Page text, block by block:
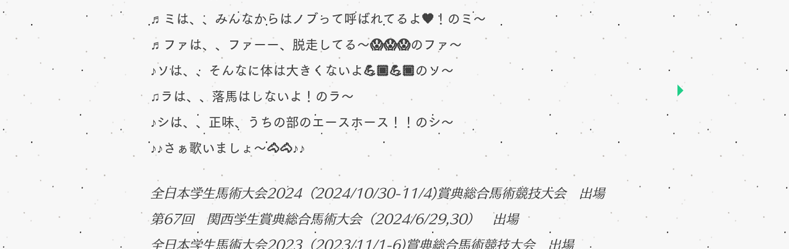
♬ミは、、みんなからはノブって呼ばれてるよ🧡！のミ〜
♬ファは、、ファーー、脱走してる〜😱😱😱のファ〜
♪ソは、、そんなに体は大きくないよ💪🏾💪🏾のソ〜
♫ラは、、落馬はしないよ！のラ〜
♪シは、、正味、うちの部のエースホース！！のシ〜
♪♪さぁ歌いましょ〜🐴🐴♪♪
全日本学生馬術大会2024（2024/10/30-11/4)賞典総合馬術競技大会 出場
第67回 関西学生賞典総合馬術大会（2024/6/29,30） 出場
全日本学生​馬術大会2023（2023/11/1-6)賞典総合馬術競技大会 出場